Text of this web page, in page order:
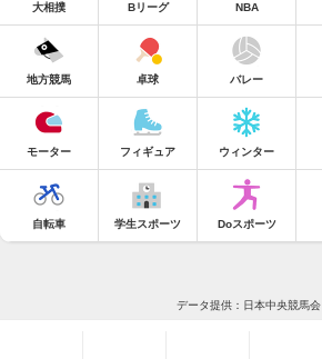
大相撲 Bリーグ NBA
地方競馬 卓球 バレー
モーター フィギュア ウィンター
自転車 学生スポーツ Doスポーツ
データ提供：日本中央競馬会